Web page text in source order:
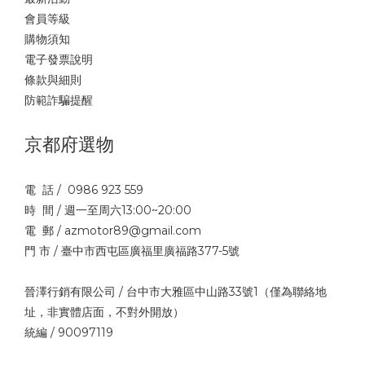
會員等級
購物須知
電子發票說明
條款與細則
防範詐騙提醒
京都府選物
電 話 / 0986 923 559
時 間 / 週一至周六13:00~20:00
電 郵 / azmotor89@gmail.com
門 市 / 臺中市西屯區廣福里廣福路377-5號
晉澤行銷有限公司 / 台中市大雅區中山路33號1（僅為聯絡地
址，非實體店面，不對外開放）
統編 / 90097119